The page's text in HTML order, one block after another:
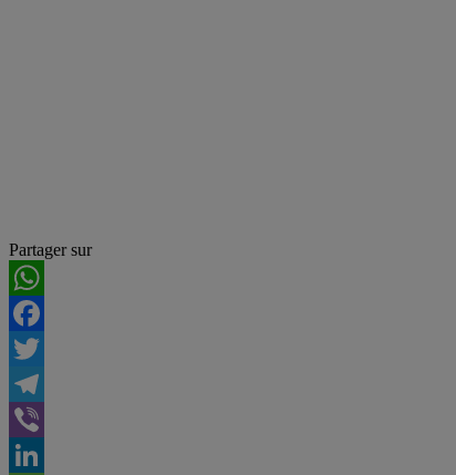
Partager sur
WhatsApp
Facebook
Twitter
Telegram
Viber